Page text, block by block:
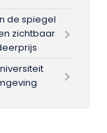
de spiegel
zichtbaar